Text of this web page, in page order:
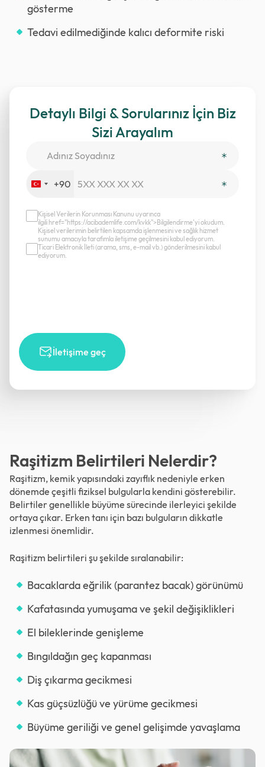
gösterme
Tedavi edilmediğinde kalıcı deformite riski
Detaylı Bilgi & Sorularınız İçin Biz
Sizi Arayalım
Turkey
+90
İletişime geç
Kişisel Verilerin Korunması Kanunu uyarınca
ilgili href="https://acibademlife.com/kvkk">Bilgilendirme’yi okudum.
Kişisel verilerimin belirtilen kapsamda işlenmesini ve sağlık hizmet
sunumu amacıyla tarafımla iletişime geçilmesini kabul ediyorum.
Ticari Elektronik İleti (arama, sms, e-mail vb.) gönderilmesini kabul
ediyorum.
Raşitizm Belirtileri Nelerdir?
Raşitizm, kemik yapısındaki zayıflık nedeniyle erken
dönemde çeşitli fiziksel bulgularla kendini gösterebilir.
Belirtiler genellikle büyüme sürecinde ilerleyici şekilde
ortaya çıkar. Erken tanı için bazı bulguların dikkatle
izlenmesi önemlidir.
Raşitizm belirtileri şu şekilde sıralanabilir:
Bacaklarda eğrilik (parantez bacak) görünümü
Kafatasında yumuşama ve şekil değişiklikleri
El bileklerinde genişleme
Bıngıldağın geç kapanması
Diş çıkarma gecikmesi
Kas güçsüzlüğü ve yürüme gecikmesi
Büyüme geriliği ve genel gelişimde yavaşlama